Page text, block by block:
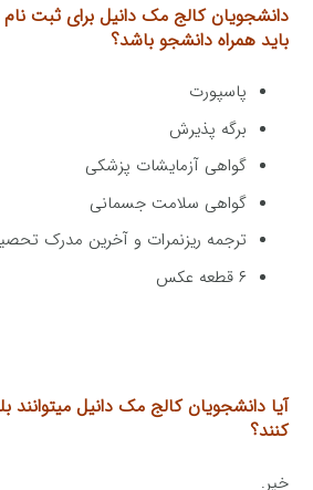
دانشجویان کالج مک دانیل برای ثبت
بایدهمراه دانشجو باشد؟
پاسپورت
برگه پذیرش
گواهی آزمایشات پزشکی
گواهی سلامت جسمانی
ترجمه ریزنمرات و آخرین مدرک
۶ قطعه عکس
آیا دانشجویان کالج مک دانیل میتوانند
کنند؟
خیر.